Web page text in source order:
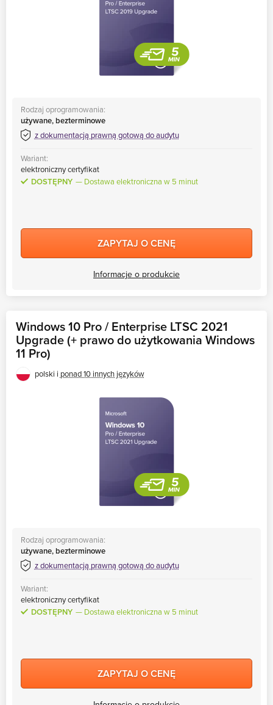
Rodzaj oprogramowania:
używane, bezterminowe
z dokumentacją prawną gotową do audytu
Wariant:
elektroniczny certyfikat
DOSTĘPNY
Dostawa elektroniczna w 5 minut
ZAPYTAJ O CENĘ
Informacje o produkcie
Windows 10 Pro / Enterprise LTSC 2021
Upgrade (+ prawo do użytkowania Windows
11 Pro)
polski i ponad 10 innych języków
Rodzaj oprogramowania:
używane, bezterminowe
z dokumentacją prawną gotową do audytu
Wariant:
elektroniczny certyfikat
DOSTĘPNY
Dostawa elektroniczna w 5 minut
ZAPYTAJ O CENĘ